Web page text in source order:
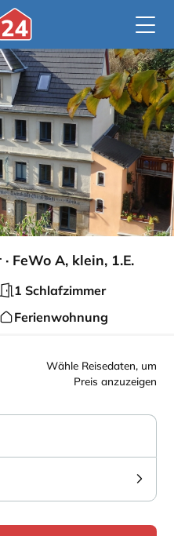
FeWo A, klein, 1.E.
1 Schlafzimmer
Ferienwohnung
Wähle Reisedaten, um
Preis anzuzeigen